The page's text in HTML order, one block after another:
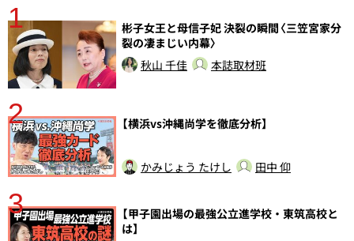
1
彬子女王と母信子妃 決裂の瞬間〈三笠宮家分
裂の凄まじい内幕〉
秋山 千佳
本誌取材班
2 【横浜vs沖縄尚学を徹底分析】
かみじょう たけし 田中 仰
3
【甲子園出場の最強公立進学校・東筑高校と
は】